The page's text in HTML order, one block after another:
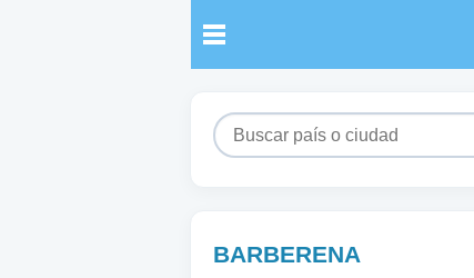
BARBERENA